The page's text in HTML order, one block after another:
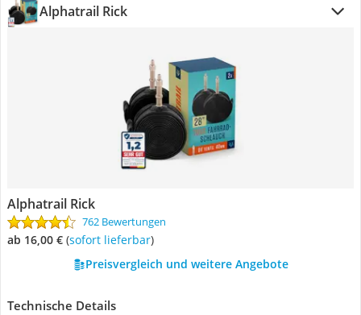
Alphatrail Rick
Alphatrail Rick
762 Bewertungen
ab 16,00 € ( Sofort lieferbar)
Preisvergleich und weitere Angebote
Technische Details